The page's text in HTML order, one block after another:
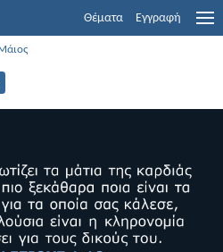
Θέματα Εγγραφή